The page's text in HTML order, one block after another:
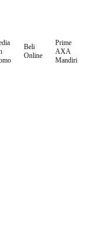
Beli
Online
Prime
AXA
Mandiri